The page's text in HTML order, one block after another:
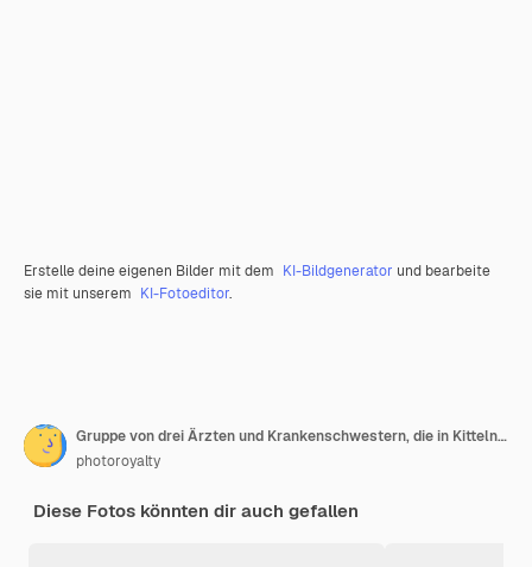
Erstelle deine eigenen Bilder mit dem KI-Bildgenerator und bearbeite
sie mit unserem KI-Fotoeditor.
Gruppe von drei Ärzten und Krankenschwestern, die in Kitteln auf einem Krankenhauskorridor stehen Das Team von Mitarbeitern des Gesundheitswesens starrt in die Kamera und lächelt
photoroyalty
Diese Fotos könnten dir auch gefallen